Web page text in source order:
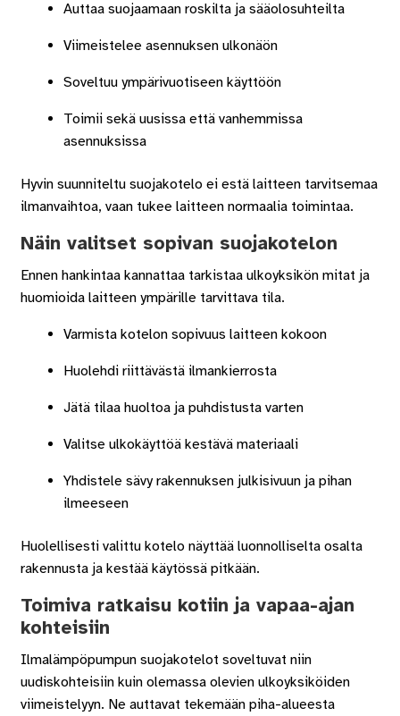
Auttaa suojaamaan roskilta ja sääolosuhteilta
Viimeistelee asennuksen ulkonäön
Soveltuu ympärivuotiseen käyttöön
Toimii sekä uusissa että vanhemmissa
asennuksissa
Hyvin suunniteltu suojakotelo ei estä laitteen tarvitsemaa
ilmanvaihtoa, vaan tukee laitteen normaalia toimintaa.
Näin valitset sopivan suojakotelon
Ennen hankintaa kannattaa tarkistaa ulkoyksikön mitat ja
huomioida laitteen ympärille tarvittava tila.
Varmista kotelon sopivuus laitteen kokoon
Huolehdi riittävästä ilmankierrosta
Jätä tilaa huoltoa ja puhdistusta varten
Valitse ulkokäyttöä kestävä materiaali
Yhdistele sävy rakennuksen julkisivuun ja pihan
ilmeeseen
Huolellisesti valittu kotelo näyttää luonnolliselta osalta
rakennusta ja kestää käytössä pitkään.
Toimiva ratkaisu kotiin ja vapaa-ajan
kohteisiin
Ilmalämpöpumpun suojakotelot soveltuvat niin
uudiskohteisiin kuin olemassa olevien ulkoyksiköiden
viimeistelyyn. Ne auttavat tekemään piha-alueesta